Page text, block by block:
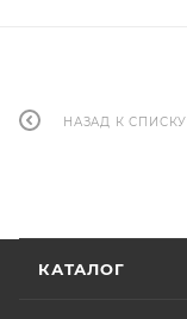
НАЗАД К СПИСКУ
КАТАЛОГ